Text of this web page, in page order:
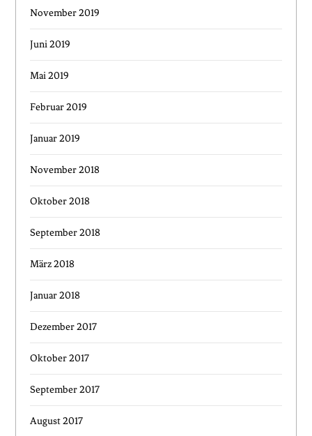
November 2019
Juni 2019
Mai 2019
Februar 2019
Januar 2019
November 2018
Oktober 2018
September 2018
März 2018
Januar 2018
Dezember 2017
Oktober 2017
September 2017
August 2017